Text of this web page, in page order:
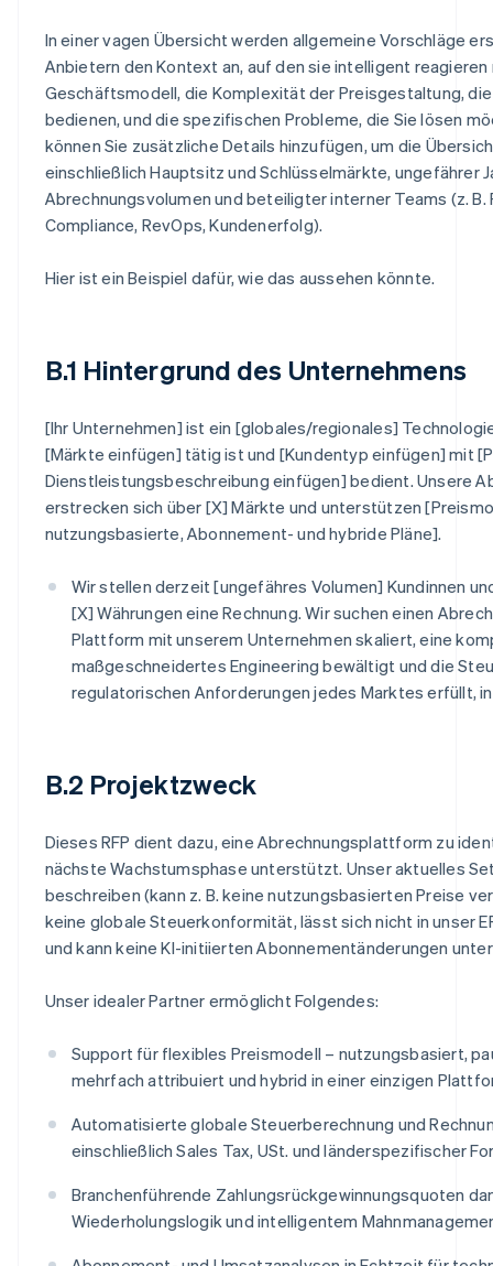
In einer vagen Übersicht werden allgemeine Vorschläge
Anbietern den Kontext an, auf den sie intelligent reagieren
Geschäftsmodell, die Komplexität der Preisgestaltung,
bedienen, und die spezifischen Probleme, die Sie lösen
können Sie zusätzliche Details hinzufügen, um die
einschließlich Hauptsitz und Schlüsselmärkte, ungefährer
Abrechnungsvolumen und beteiligter interner Teams (z. B.
Compliance, RevOps, Kundenerfolg).
Hier ist ein Beispiel dafür, wie das aussehen könnte.
B.1 Hintergrund des Unternehmens
[Ihr Unternehmen] ist ein [globales/regionales]
[Märkte einfügen] tätig ist und [Kundentyp einfügen] mit
Dienstleistungsbeschreibung einfügen] bedient. Unsere
erstrecken sich über [X] Märkte und unterstützen
nutzungsbasierte, Abonnement- und hybride Pläne].
Wir stellen derzeit [ungefähres Volumen] Kundinnen
[X] Währungen eine Rechnung. Wir suchen einen
Plattform mit unserem Unternehmen skaliert, eine
maßgeschneidertes Engineering bewältigt und die
regulatorischen Anforderungen jedes Marktes erfüllt,
B.2 Projektzweck
Dieses RFP dient dazu, eine Abrechnungsplattform zu
nächste Wachstumsphase unterstützt. Unser aktuelles
beschreiben (kann z. B. keine nutzungsbasierten Preise
keine globale Steuerkonformität, lässt sich nicht in unser
und kann keine KI-initiierten Abonnementänderungen
Unser idealer Partner ermöglicht Folgendes:
Support für flexibles Preismodell – nutzungsbasiert,
mehrfach attribuiert und hybrid in einer einzigen
Automatisierte globale Steuerberechnung und
einschließlich Sales Tax, USt. und länderspezifischer
Branchenführende Zahlungsrückgewinnungsquoten
Wiederholungslogik und intelligentem